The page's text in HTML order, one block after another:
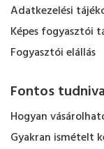
Adatkezelési
Képes fogyasztói
Fogyasztói elállás
Fontos
Hogyan
Gyakran ismételt